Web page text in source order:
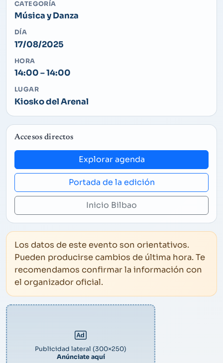
CATEGORÍA
Música y Danza
DÍA
17/08/2025
HORA
14:00 – 14:00
LUGAR
Kiosko del Arenal
Accesos directos
Explorar agenda
Portada de la edición
Inicio Bilbao
Los datos de este evento son orientativos.
Pueden producirse cambios de última hora. Te
recomendamos confirmar la información con
el organizador oficial.
Publicidad lateral (300×250)
Anúnciate aquí